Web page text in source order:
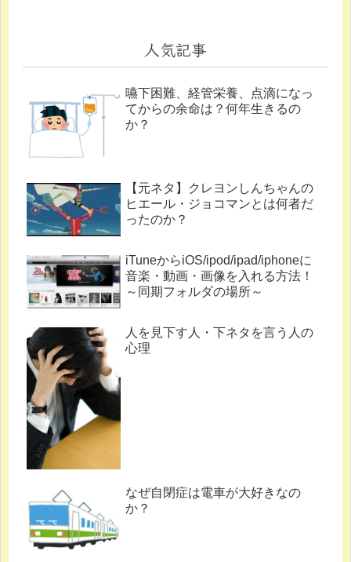
人気記事
嚥下困難、経管栄養、点滴になっ
てからの余命は？何年生きるの
か？
【元ネタ】クレヨンしんちゃんの
ヒエール・ジョコマンとは何者だ
ったのか？
iTuneからiOS/ipod/ipad/iphoneに
音楽・動画・画像を入れる方法！
～同期フォルダの場所～
人を見下す人・下ネタを言う人の
心理
なぜ自閉症は電車が大好きなの
か？